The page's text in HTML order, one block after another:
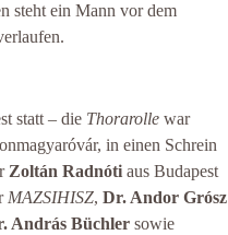
steht ein Mann vor dem
statt – die Thorarolle war
in einen Schrein
Zoltán Radnóti aus Budapest
MAZSIHISZ, Dr. Andor Grósz
András Büchler sowie